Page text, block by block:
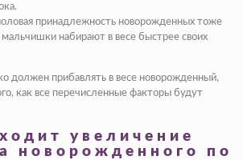
принадлежность новорожденных тоже
набирают в весе быстрее своих
должен прибавлять в весе новорожденный,
как все перечисленные факторы будут
увеличение
новорожденного по